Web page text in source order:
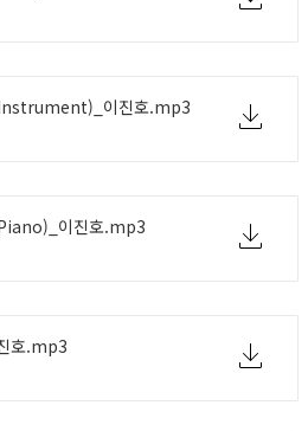
이진호.mp3
이진호.mp3
호.mp3